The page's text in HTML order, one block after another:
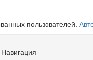
пользователей.
Навигация